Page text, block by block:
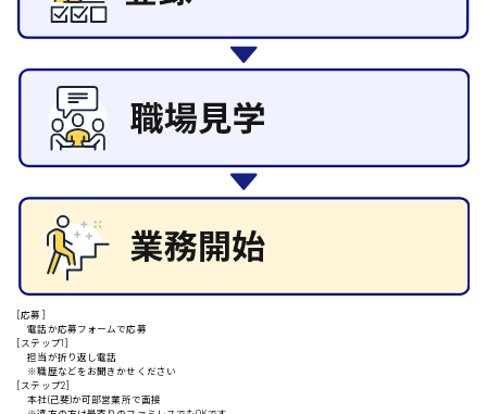
施工管理
自動車整備士
安芸高田市
山県郡
安芸太田町
安芸郡
日給9000円～
日給10000円以上
[応募]
電話か応募フォームで応募
[ステップ1]
担当が折り返し電話
※職歴などをお聞きかせください
[ステップ2]
本社(己斐)か可部営業所で面接